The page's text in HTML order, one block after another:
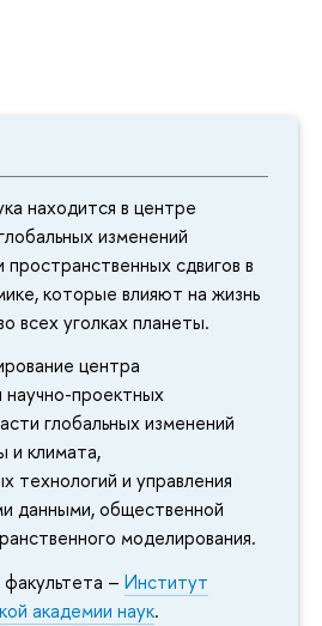
находится в центре
изменений
сдвигов в
которые влияют на жизнь
всех уголках планеты.
центра
научно-проектных
глобальных изменений
и климата,
технологий и управления
данными, общественной
моделирования.
– Институт
академии наук.